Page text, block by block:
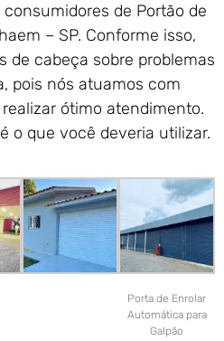
de Portão de
– SP. Conforme isso,
de cabeça sobre problemas
pois nós atuamos com
ótimo atendimento.
o que você deveria utilizar.
Porta de Enrolar
Automática para
Galpão